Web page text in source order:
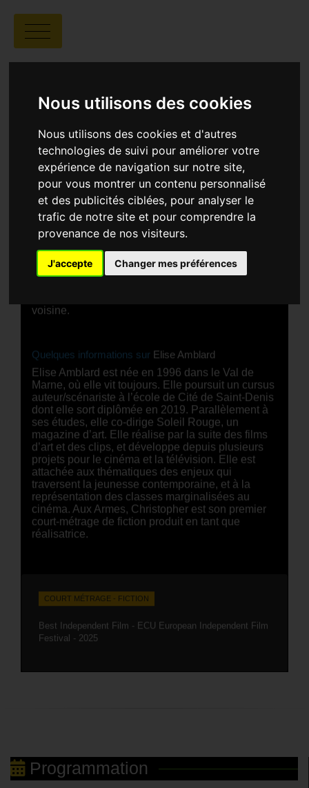
Nous utilisons des cookies
Nous utilisons des cookies et d'autres
technologies de suivi pour améliorer votre
expérience de navigation sur notre site,
pour vous montrer un contenu personnalisé
et des publicités ciblées, pour analyser le
trafic de notre site et pour comprendre la
provenance de nos visiteurs.
J'accepte Changer mes préférences
CHRISTOPHER
Elise Amblard | 00.25 | France
SYNOPSIS
Christopher, 17 ans, est un jeune identitaire et vit
avec son père et sa sœur dans un lotissement
voisine.
Quelques informations sur Elise Amblard
Elise Amblard est née en 1996 dans le Val de
Marne, où elle vit toujours. Elle poursuit un cursus
auteur/scénariste à l’école de Cité de Saint-Denis
dont elle sort diplômée en 2019. Parallèlement à
ses études, elle co-dirige Soleil Rouge, un
magazine d’art. Elle réalise par la suite des films
d’art et des clips, et développe depuis plusieurs
projets pour le cinéma et la télévision. Elle est
attachée aux thématiques des enjeux qui
traversent la jeunesse contemporaine, et à la
représentation des classes marginalisées au
cinéma. Aux Armes, Christopher est son premier
court-métrage de fiction produit en tant que
réalisatrice.
COURT MÉTRAGE - FICTION
Best Independent Film - ECU European Independent Film
Festival - 2025
Programmation